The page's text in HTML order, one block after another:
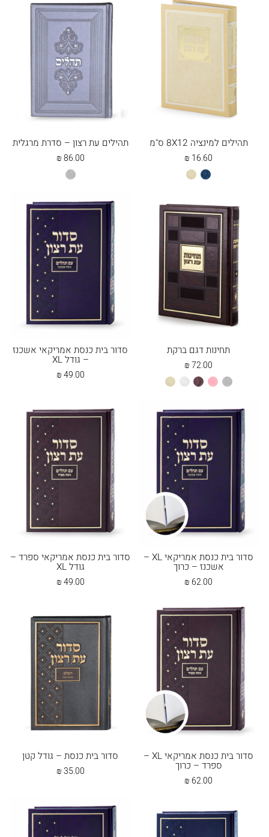
תהילים למינציה 8X12 ס"מ
16.60
₪
כחולשמנת
תהילים עת רצון – סדרת מרגלית
86.00
₪
אפור
תחינות דגם ברקת
72.00
₪
אפורורודחום לבן שמנת
סדור בית כנסת אמריקאי אשכנז
– גודל XL
49.00
₪
סדור בית כנסת אמריקאי XL –
אשכנז – כרוך
62.00
₪
סדור בית כנסת אמריקאי ספרד –
גודל XL
49.00
₪
סדור בית כנסת אמריקאי XL –
ספרד – כרוך
62.00
₪
סדור בית כנסת – גודל קטן
35.00
₪